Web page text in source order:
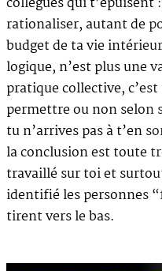
rationaliser, autant de
budget de ta vie
logique, n’est plus une
pratique collective,
permettre ou non selon
tu n’arrives pas à t’en
la conclusion est toute
travaillé sur toi et
identifié les personnes
tirent vers le bas.